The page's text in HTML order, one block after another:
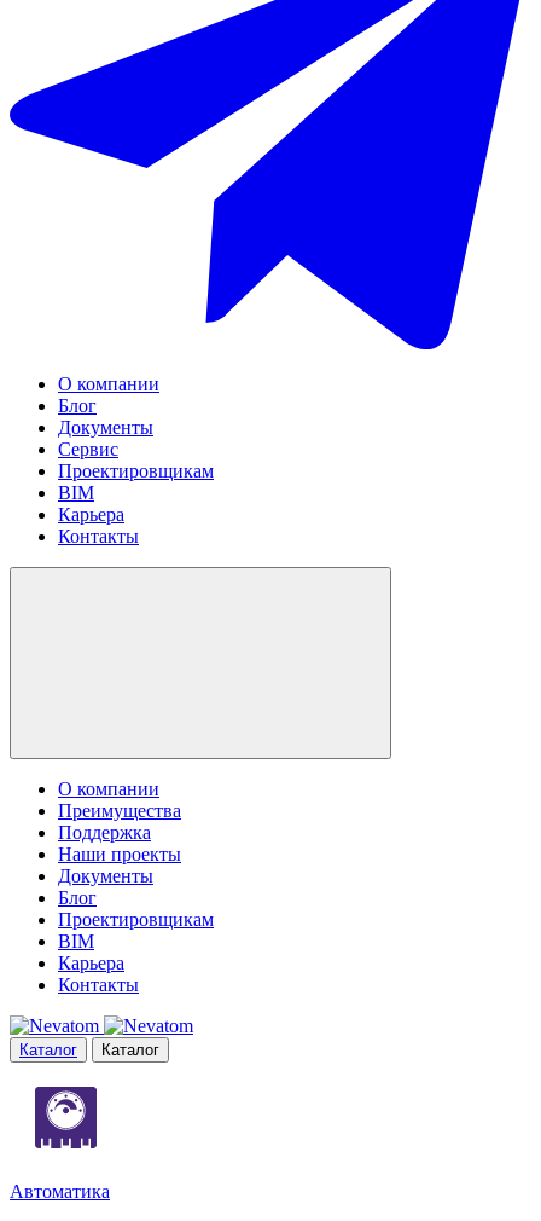
О компании
Блог
Документы
Сервис
Проектировщикам
BIM
Карьера
Контакты
О компании
Преимущества
Поддержка
Наши проекты
Документы
Блог
Проектировщикам
BIM
Карьера
Контакты
Каталог Каталог
Автоматика